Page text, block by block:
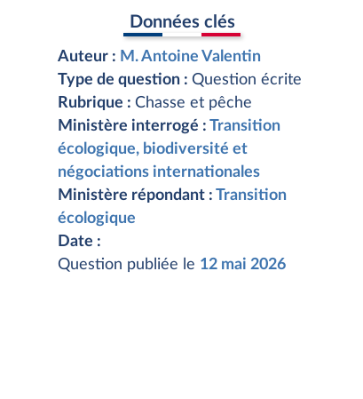
Données clés
Auteur : M. Antoine Valentin
Type de question : Question écrite
Rubrique : Chasse et pêche
Ministère interrogé : Transition
écologique, biodiversité et
négociations internationales
Ministère répondant : Transition
écologique
Date :
Question publiée le 12 mai 2026